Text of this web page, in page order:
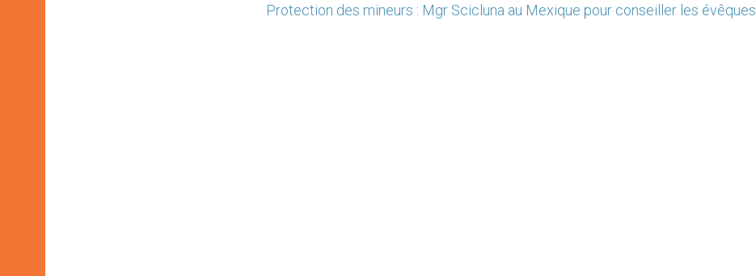
Protection des mineurs : Mgr Scicluna au Mexique pour conseiller les évêques